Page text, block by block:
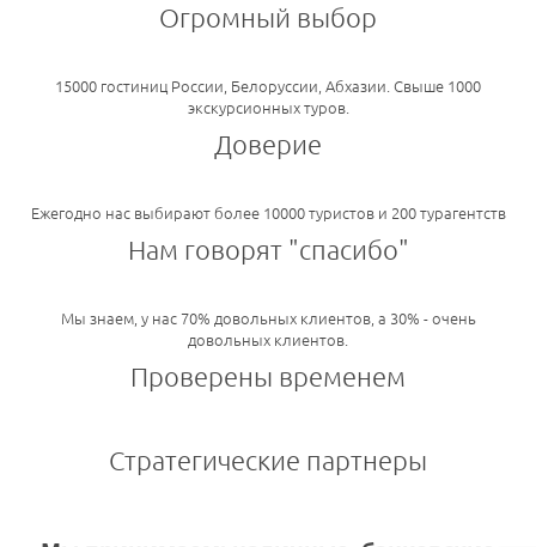
Огромный выбор
15000 гостиниц России, Белоруссии, Абхазии. Свыше 1000
экскурсионных туров.
Доверие
Ежегодно нас выбирают более 10000 туристов и 200 турагентств
Нам говорят "спасибо"
Мы знаем, у нас 70% довольных клиентов, а 30% - очень
довольных клиентов.
Проверены временем
Стратегические партнеры